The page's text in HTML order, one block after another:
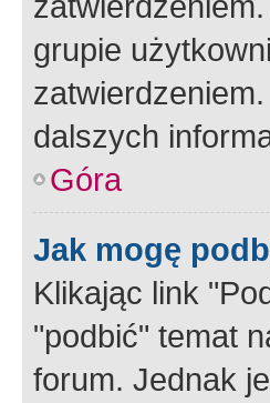
grupie
dalszych
Góra
Jak mogę
Klikając link
"podbić" temat
forum. Jednak